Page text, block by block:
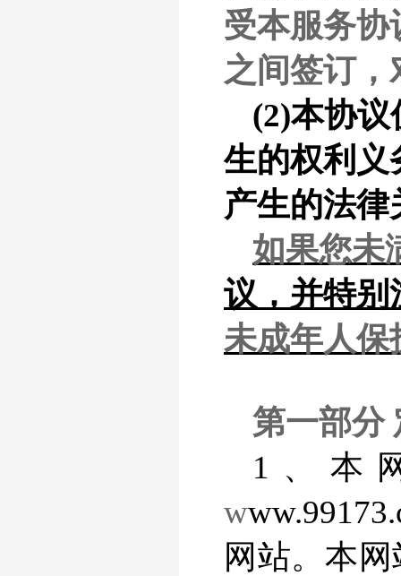
受本服务
之间签订
(2)本协
生的权利义
产生的法
如果您未
议，并特别
未成年人保
第一部分
1、本
w
网站。本